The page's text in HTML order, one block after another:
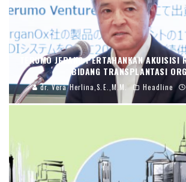
TERUMO JEPANG PERTAHANKAN AKUISISI
BIDANG TRANSPLANTASI
dr. Vera Herlina,S.E.,M.M. Headline